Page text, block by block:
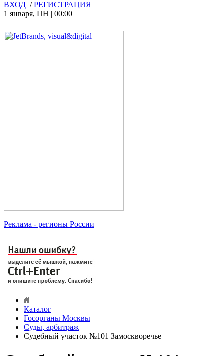
ВХОД /РЕГИСТРАЦИЯ
1 января, ПН | 00:00
Реклама - регионы России
Каталог
Госорганы Москвы
Суды, арбитраж
Судебный участок №101 Замоскворечье